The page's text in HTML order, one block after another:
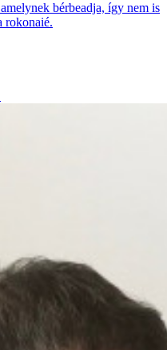
bérbeadja, így nem is
rokonaié.